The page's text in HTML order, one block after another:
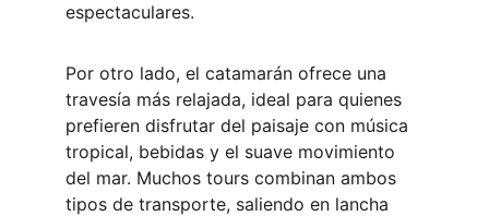
espectaculares.
Por otro lado, el catamarán ofrece una
travesía más relajada, ideal para quienes
prefieren disfrutar del paisaje con música
tropical, bebidas y el suave movimiento
del mar. Muchos tours combinan ambos
tipos de transporte, saliendo en lancha